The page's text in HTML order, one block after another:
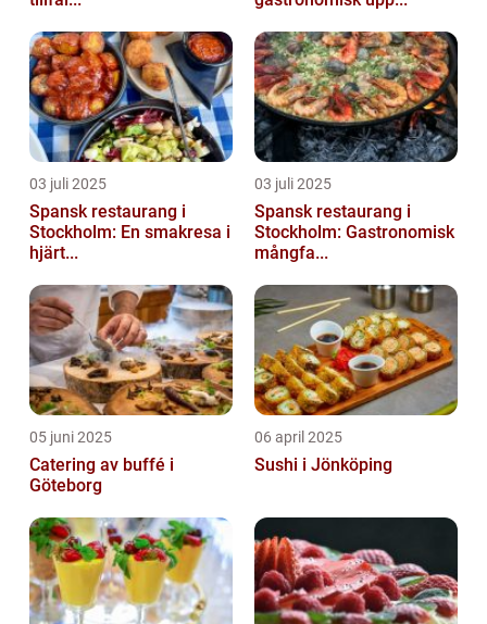
03 juli 2025
Spansk restaurang i
Stockholm: En smakresa i
hjärt...
03 juli 2025
Spansk restaurang i
Stockholm: Gastronomisk
mångfa...
05 juni 2025
Catering av buffé i
Göteborg
06 april 2025
Sushi i Jönköping